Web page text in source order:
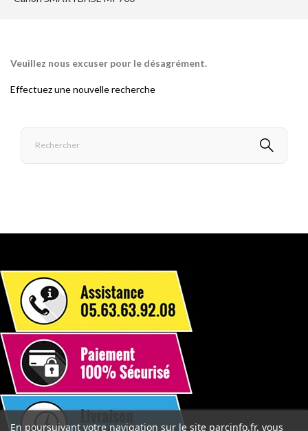
Veuillez nous excuser pour le désagrément.
Effectuez une nouvelle recherche
En poursuivant votre navigation sur le site parcinfo.fr, vous